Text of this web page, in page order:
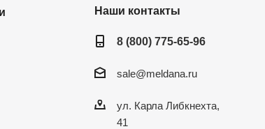
Наши контакты
8 (800) 775-65-96
sale@meldana.ru
ул. Карла Либкнехта,
41